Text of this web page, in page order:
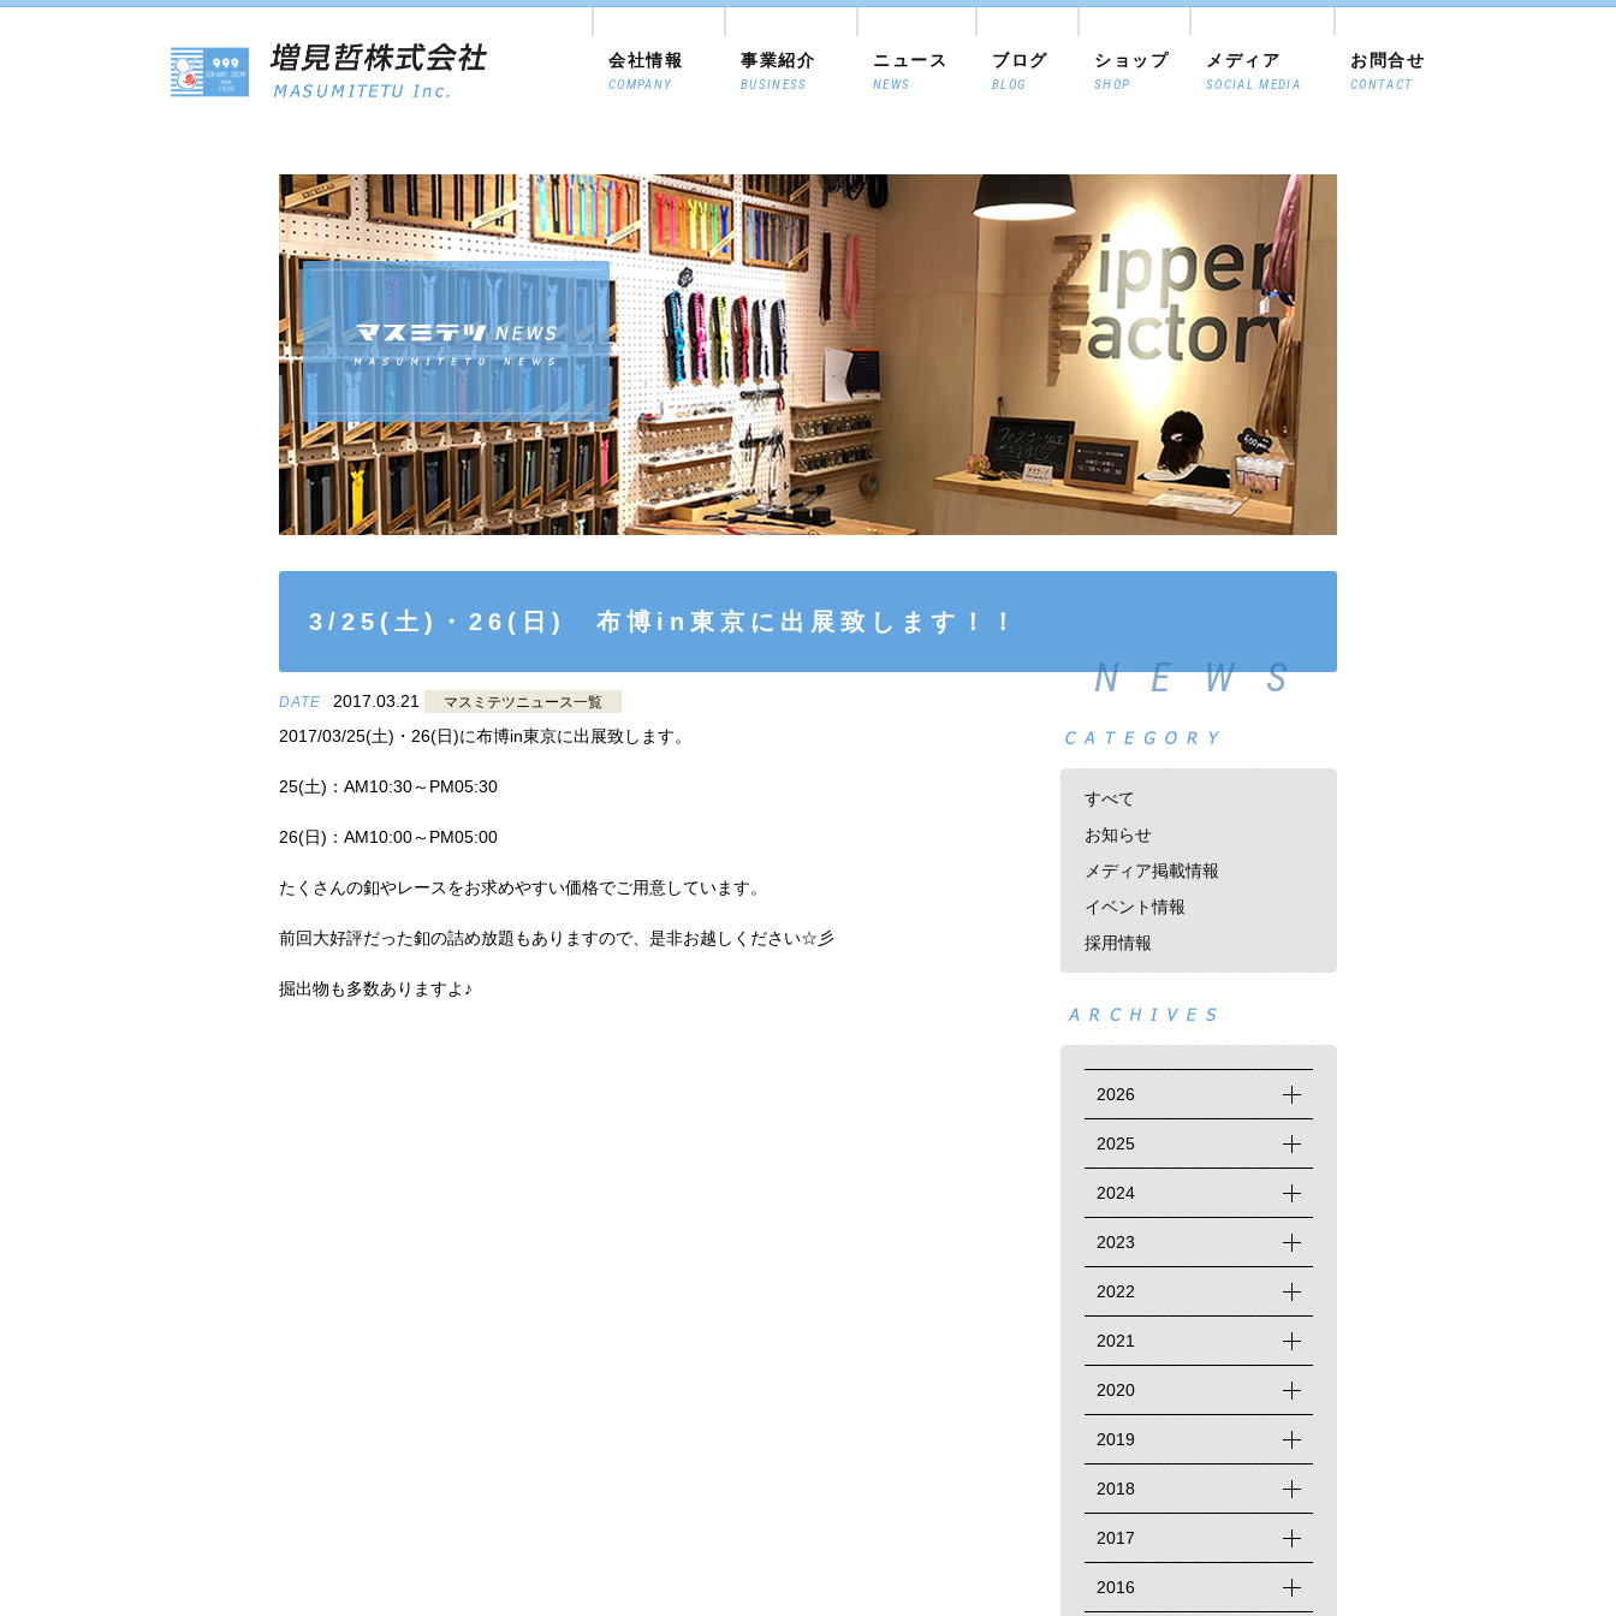
会社情報
COMPANY
事業紹介
BUSINESS
ニュース
NEWS
ブログ
BLOG
ショップ
SHOP
メディア
SOCIAL MEDIA
お問合せ
CONTACT
3/25(土)・26(日) 布博in東京に出展致します！！
NEWS
DATE 2017.03.21 マスミテツニュース一覧
2017/03/25(土)・26(日)に布博in東京に出展致します。
25(土)：AM10:30～PM05:30
26(日)：AM10:00～PM05:00
たくさんの釦やレースをお求めやすい価格でご用意しています。
前回大好評だった釦の詰め放題もありますので、是非お越しください☆彡
掘出物も多数ありますよ♪
すべて
お知らせ
メディア掲載情報
イベント情報
採用情報
2026
2025
2024
2023
2022
2021
2020
2019
2018
2017
2016